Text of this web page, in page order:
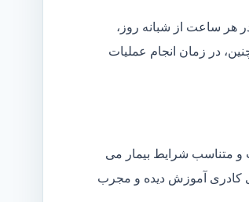
در هر ساعت از شبانه روز،
در زمان انجام عملیات
و متناسب شرایط بیمار می
کادری آموزش دیده و مجرب